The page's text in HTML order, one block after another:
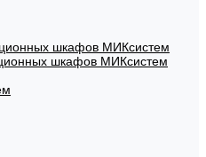
шкафов МИКсистем
шкафов МИКсистем